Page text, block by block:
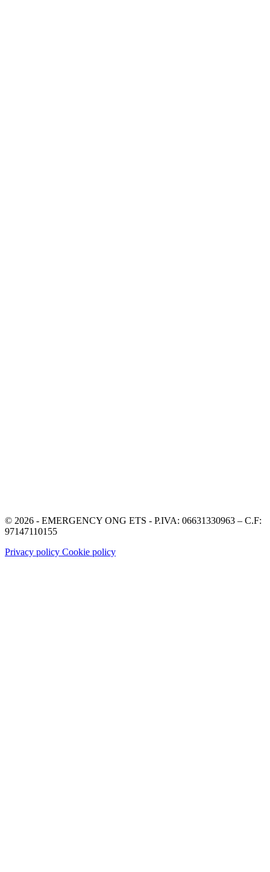
© 2026 - EMERGENCY ONG ETS - P.IVA: 06631330963 – C.F:
97147110155
Privacy policy Cookie policy